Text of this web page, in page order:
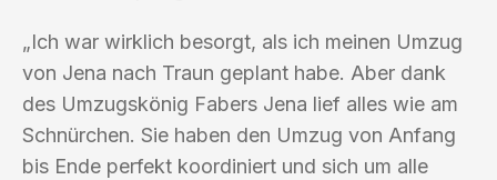
„Ich war wirklich besorgt, als ich meinen Umzug
von Jena nach Traun geplant habe. Aber dank
des Umzugskönig Fabers Jena lief alles wie am
Schnürchen. Sie haben den Umzug von Anfang
bis Ende perfekt koordiniert und sich um alle